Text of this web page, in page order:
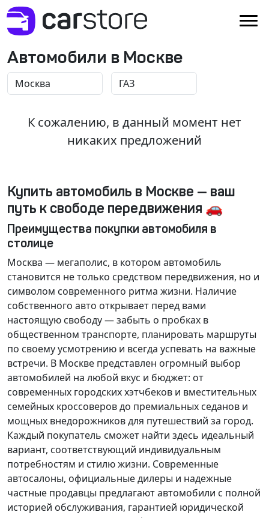
Автомобили в Москве
К сожалению, в данный момент нет
никаких предложений
Купить автомобиль в Москве — ваш
путь к свободе передвижения 🚗
Преимущества покупки автомобиля в
столице
Москва — мегаполис, в котором автомобиль
становится не только средством передвижения, но и
символом современного ритма жизни. Наличие
собственного авто открывает перед вами
настоящую свободу — забыть о пробках в
общественном транспорте, планировать маршруты
по своему усмотрению и всегда успевать на важные
встречи. В Москве представлен огромный выбор
автомобилей на любой вкус и бюджет: от
современных городских хэтчбеков и вместительных
семейных кроссоверов до премиальных седанов и
мощных внедорожников для путешествий за город.
Каждый покупатель сможет найти здесь идеальный
вариант, соответствующий индивидуальным
потребностям и стилю жизни. Современные
автосалоны, официальные дилеры и надежные
частные продавцы предлагают автомобили с полной
историей обслуживания, гарантией юридической